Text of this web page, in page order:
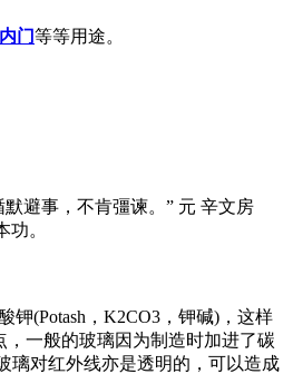
门等等用途。
避事，不肯彊谏。” 元 辛文房
。
(Potash，K2CO3，钾碱)，这样
一般的玻璃因为制造时加进了碳
璃对红外线亦是透明的，可以造成